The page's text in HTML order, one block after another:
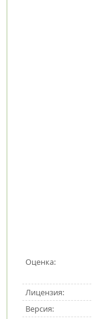
Оценка:
Лицензия:
Версия: